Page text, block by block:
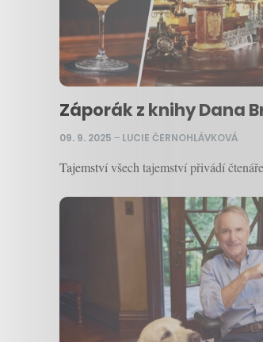
Záporák z knihy Dana
09. 9. 2025 – LUCIE ČERNOHLÁVKOVÁ
Tajemství všech tajemství přivádí